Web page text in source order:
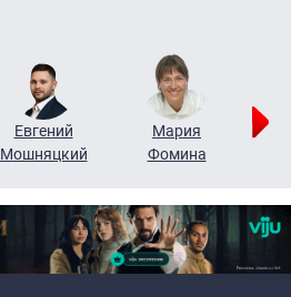
Евгений
Мошняцкий
Мария
Фомина